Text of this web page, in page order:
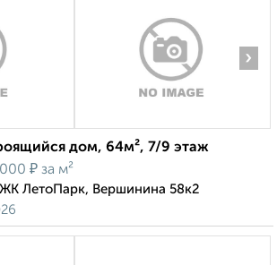
›
дом, 64м², 7/9 этаж
₽ за м²
ЛетоПарк, Вершинина 58к2